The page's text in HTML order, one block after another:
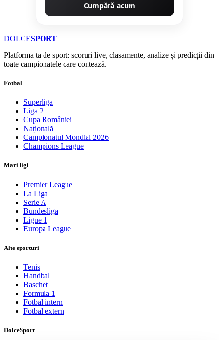
Cumpără acum
DOLCESPORT
Platforma ta de sport: scoruri live, clasamente, analize și predicții din
toate campionatele care contează.
Fotbal
Superliga
Liga 2
Cupa României
Națională
Campionatul Mondial 2026
Champions League
Mari ligi
Premier League
La Liga
Serie A
Bundesliga
Ligue 1
Europa League
Alte sporturi
Tenis
Handbal
Baschet
Formula 1
Fotbal intern
Fotbal extern
DolceSport